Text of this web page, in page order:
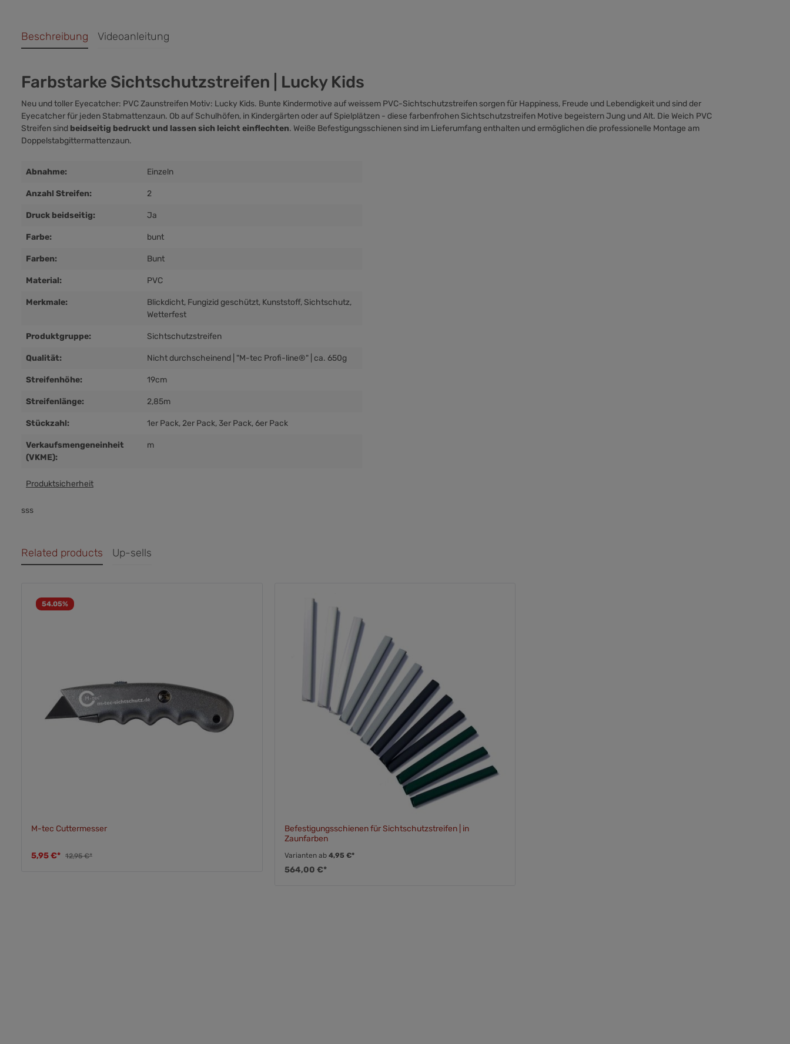
Beschreibung Videoanleitung
Farbstarke Sichtschutzstreifen | Lucky Kids
Neu und toller Eyecatcher: PVC Zaunstreifen Motiv: Lucky Kids. Bunte Kindermotive auf weissem PVC-Sichtschutzstreifen sorgen für Happiness, Freude und Lebendigkeit und sind der
Eyecatcher für jeden Stabmattenzaun. Ob auf Schulhöfen, in Kindergärten oder auf Spielplätzen - diese farbenfrohen Sichtschutzstreifen Motive begeistern Jung und Alt. Die Weich PVC
Streifen sind beidseitig bedruckt und lassen sich leicht einflechten. Weiße Befestigungsschienen sind im Lieferumfang enthalten und ermöglichen die professionelle Montage am
Doppelstabgittermattenzaun.
Abnahme: Einzeln
Anzahl Streifen: 2
Druck beidseitig: Ja
Farbe: bunt
Farben: Bunt
Material: PVC
Merkmale: Blickdicht, Fungizid geschützt, Kunststoff, Sichtschutz,
Wetterfest
Produktgruppe: Sichtschutzstreifen
Qualität: Nicht durchscheinend | "M-tec Profi-line®" | ca. 650g
Streifenhöhe: 19cm
Streifenlänge: 2,85m
Stückzahl: 1er Pack, 2er Pack, 3er Pack, 6er Pack
Verkaufsmengeneinheit
(VKME):
m
Produktsicherheit
sss
Related products Up-sells
54.05%
M-tec Cuttermesser
5,95 €* 12,95 €*
Befestigungsschienen für Sichtschutzstreifen | in
Zaunfarben
Varianten ab4,95 €*
564,00 €*